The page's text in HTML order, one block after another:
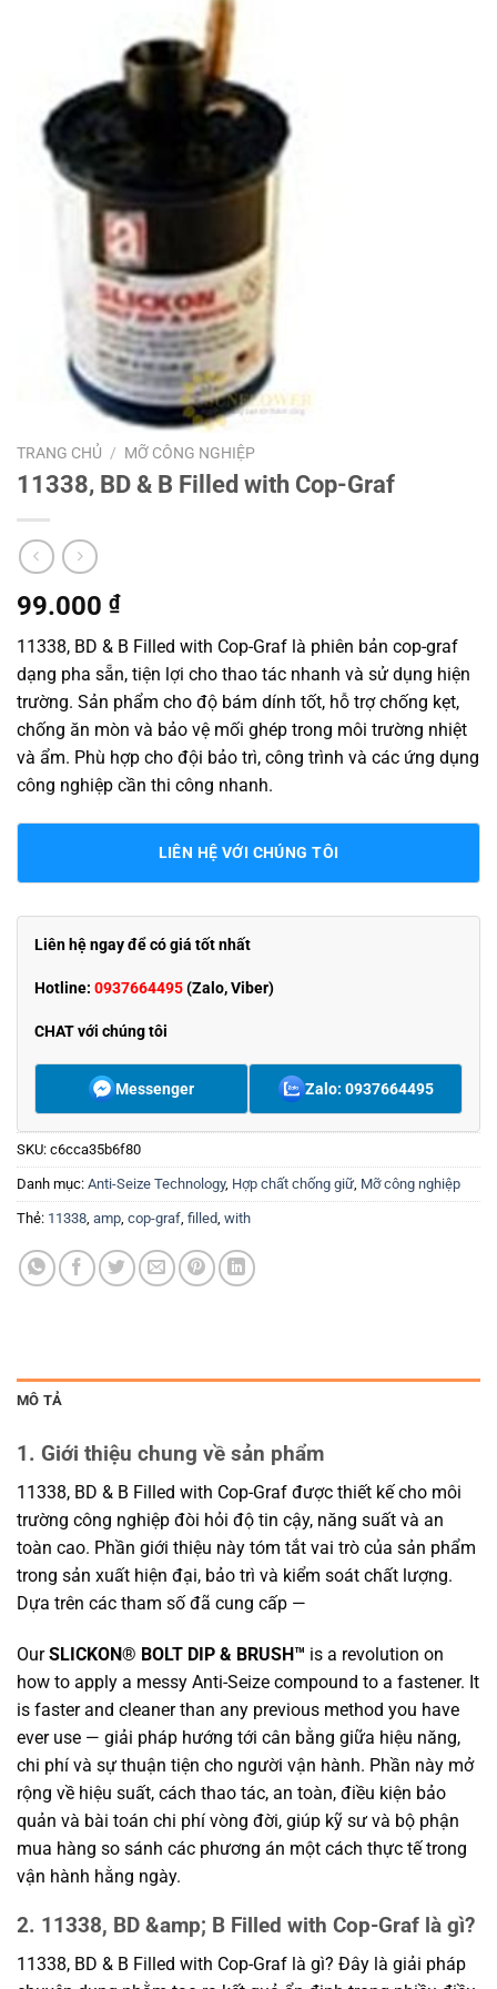
TRANG CHỦ / MỠ CÔNG NGHIỆP
11338, BD & B Filled with Cop-Graf
99.000 ₫
11338, BD & B Filled with Cop-Graf là phiên bản cop-graf
dạng pha sẵn, tiện lợi cho thao tác nhanh và sử dụng hiện
trường. Sản phẩm cho độ bám dính tốt, hỗ trợ chống kẹt,
chống ăn mòn và bảo vệ mối ghép trong môi trường nhiệt
và ẩm. Phù hợp cho đội bảo trì, công trình và các ứng dụng
công nghiệp cần thi công nhanh.
LIÊN HỆ VỚI CHÚNG TÔI
Liên hệ ngay để có giá tốt nhất
Hotline: 0937664495(Zalo, Viber)
CHAT với chúng tôi
Messenger Zalo: 0937664495
SKU: c6cca35b6f80
Danh mục: Anti-Seize Technology, Hợp chất chống giữ, Mỡ công nghiệp
Thẻ: 11338, amp, cop-graf, filled, with
MÔ TẢ
1. Giới thiệu chung về sản phẩm
11338, BD & B Filled with Cop-Graf được thiết kế cho môi
trường công nghiệp đòi hỏi độ tin cậy, năng suất và an
toàn cao. Phần giới thiệu này tóm tắt vai trò của sản phẩm
trong sản xuất hiện đại, bảo trì và kiểm soát chất lượng.
Dựa trên các tham số đã cung cấp —
OurSLICKON® BOLT DIP & BRUSH™ is a revolution on
how to apply a messy Anti-Seize compound to a fastener. It
is faster and cleaner than any previous method you have
ever use — giải pháp hướng tới cân bằng giữa hiệu năng,
chi phí và sự thuận tiện cho người vận hành. Phần này mở
rộng về hiệu suất, cách thao tác, an toàn, điều kiện bảo
quản và bài toán chi phí vòng đời, giúp kỹ sư và bộ phận
mua hàng so sánh các phương án một cách thực tế trong
vận hành hằng ngày.
2. 11338, BD &amp; B Filled with Cop-Graf là gì?
11338, BD & B Filled with Cop-Graf là gì? Đây là giải pháp